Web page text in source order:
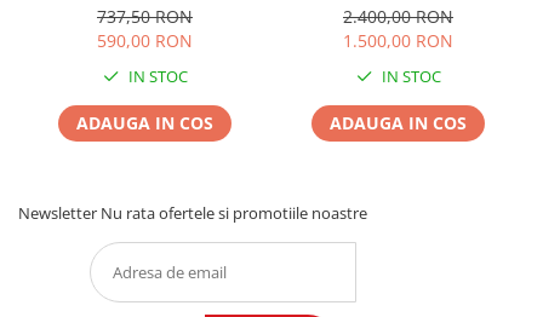
737,50 RON
590,00 RON
IN STOC
ADAUGA IN COS
2.400,00 RON
1.500,00 RON
IN STOC
ADAUGA IN COS
Newsletter Nu rata ofertele si promotiile noastre